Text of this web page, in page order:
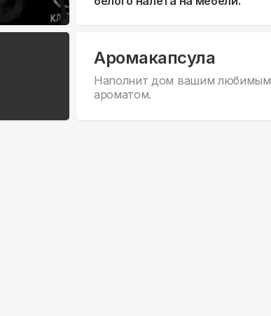
Аромакапсула
Наполнит дом вашим любимым
ароматом.